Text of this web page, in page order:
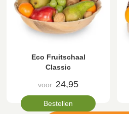
Eco Fruitschaal
Classic
voor 24,95
Bestellen